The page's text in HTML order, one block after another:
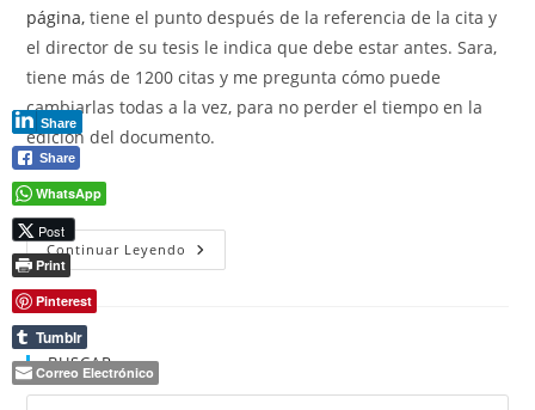
página, tiene el punto después de la referencia de la cita y
el director de su tesis le indica que debe estar antes. Sara,
tiene más de 1200 citas y me pregunta cómo puede
cambiarlas todas a la vez, para no perder el tiempo en la
edición del documento.
(más…)
Continuar Leyendo Buscar
Y
BUSCAR
Share
Share
WhatsApp
Post
Print
Pinterest
Tumblr
Correo Electrónico